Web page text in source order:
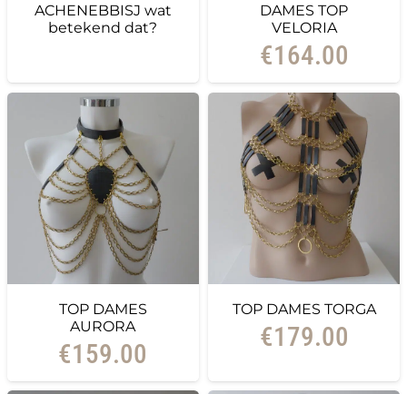
ACHENEBBISJ wat
betekend dat?
DAMES TOP
VELORIA
€164.00
TOP DAMES
AURORA
€159.00
TOP DAMES TORGA
€179.00